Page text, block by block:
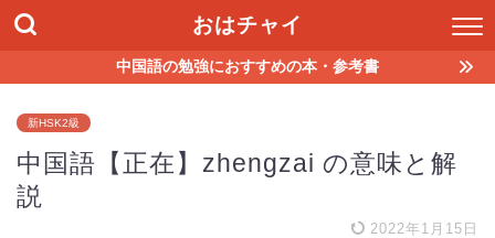
おはチャイ
中国語の勉強におすすめの本・参考書
新HSK2級
中国語【正在】zhengzai の意味と解
説
2022年1月15日